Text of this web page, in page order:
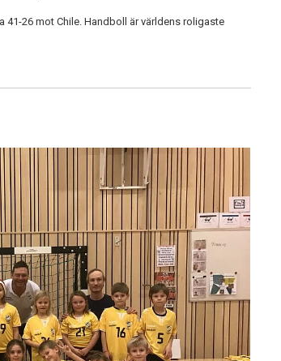
41-26 mot Chile. Handboll är världens roligaste